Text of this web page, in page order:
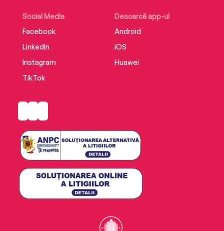
Social Media
Facebook
LinkedIn
Instagram
TikTok
Descarcă app-ul
Android
iOS
Huawei